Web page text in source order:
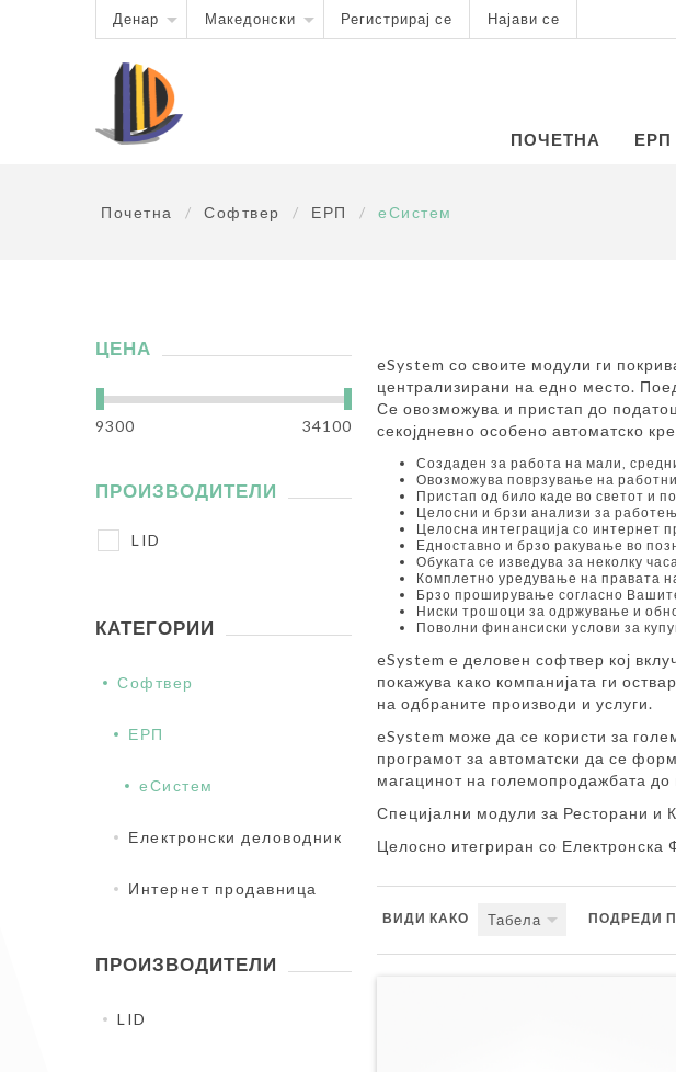
Денар Македонски Регистрирај се Најави се
ПОЧЕТНА ЕРП
Почетна / Софтвер / ЕРП / еСистем
eSystem со своите модули ги
централизирани на едно место.
Се овозможува и пристап до
секојдневно особено автоматско
Создаден за работа на мали,
Овозможува поврзување на
Пристап од било каде во светот и
Целосни и брзи анализи за
Целосна интеграција со интернет
Едноставно и брзо ракување во
Обуката се изведува за неколку
Комплетно уредување на правата
Брзо проширување согласно
Ниски трошоци за одржување и
Поволни финансиски услови за
eSystem е деловен софтвер кој
покажува како компанијата ги
на одбраните производи и услуги.
eSystem може да се користи за
програмот за автоматски да се
магацинот на големопродажбата
Специјални модули за Ресторани и
Целосно итегриран со Електронска
ВИДИ КАКО Табела ПОДРЕДИ
ЦЕНА
9300 34100
ПРОИЗВОДИТЕЛИ
LID
КАТЕГОРИИ
Софтвер
ЕРП
еСистем
Електронски деловодник
Интернет продавница
ПРОИЗВОДИТЕЛИ
LID